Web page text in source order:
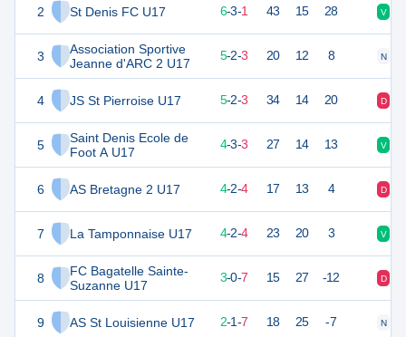
2 St Denis FC U17
3
Association Sportive
Jeanne d'ARC 2 U17
4 JS St Pierroise U17
5
Saint Denis Ecole de
Foot A U17
6 AS Bretagne 2 U17
7 La Tamponnaise U17
8
FC Bagatelle Sainte-
Suzanne U17
9 AS St Louisienne U17
31 6-3-1 43 15 28 V
27 10 5-2-3 20 12 8 N
27 5-2-3 34 14 20 D
25 4-3-3 27 14 13 V
24 4-2-4 17 13 4 D
24 10 4-2-4 23 20 3 V
19 3-0-7 15 27 -12 D
17 10 2-1-7 18 25 -7 N